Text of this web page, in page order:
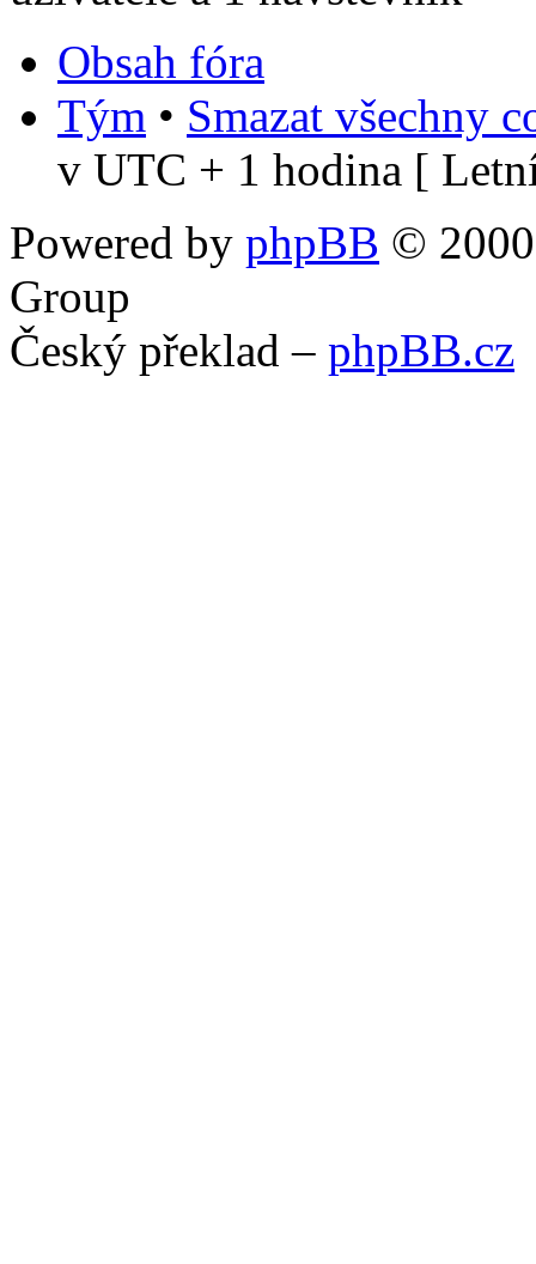
Obsah fóra
Tým • Smazat všechny
v UTC + 1 hodina [
Powered by phpBB ©
Group
Český překlad – phpBB.cz